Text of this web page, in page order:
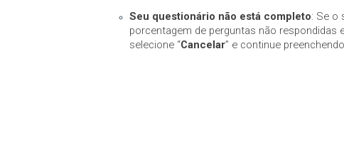
Seu questionário não está completo: Se o
porcentagem de perguntas não respondidas
selecione “Cancelar” e continue